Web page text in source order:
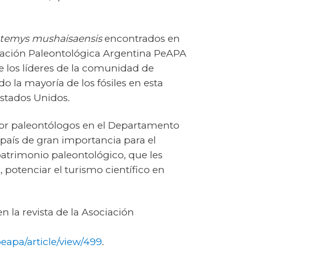
mushaisaensisencontrados en
Paleontológica Argentina PeAPA
los líderes de la comunidad de
la mayoría de los fósiles en esta
Unidos.
paleontólogos en el Departamento
de gran importancia para el
paleontológico, que les
potenciar el turismo científico en
la revista de la Asociación
article/view/499.